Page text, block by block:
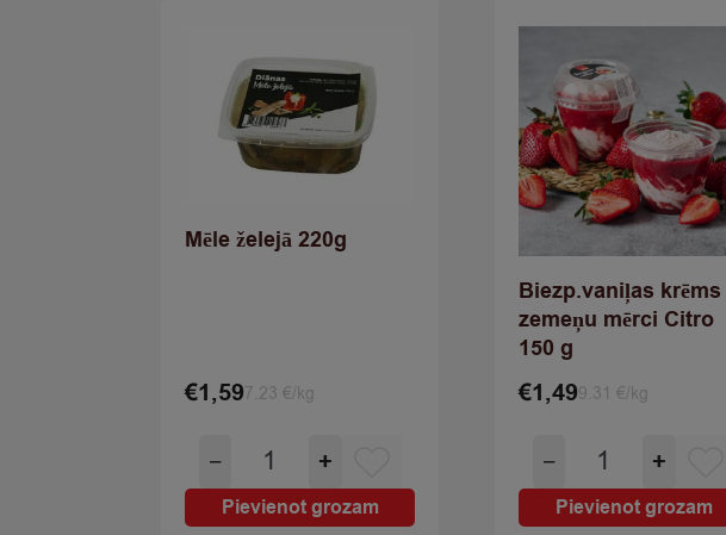
Mēle želejā 220g
€1,597.23 €/kg
−
Mēle
želejā
220g
quantity
+
Pievienot grozam
Biezp.vaniļas krēms
zemeņu mērci Citro
150 g
€1,499.31 €/kg
−
Biezp.vaniļas
krēms
zemeņu
mērci
+
Pievienot grozam